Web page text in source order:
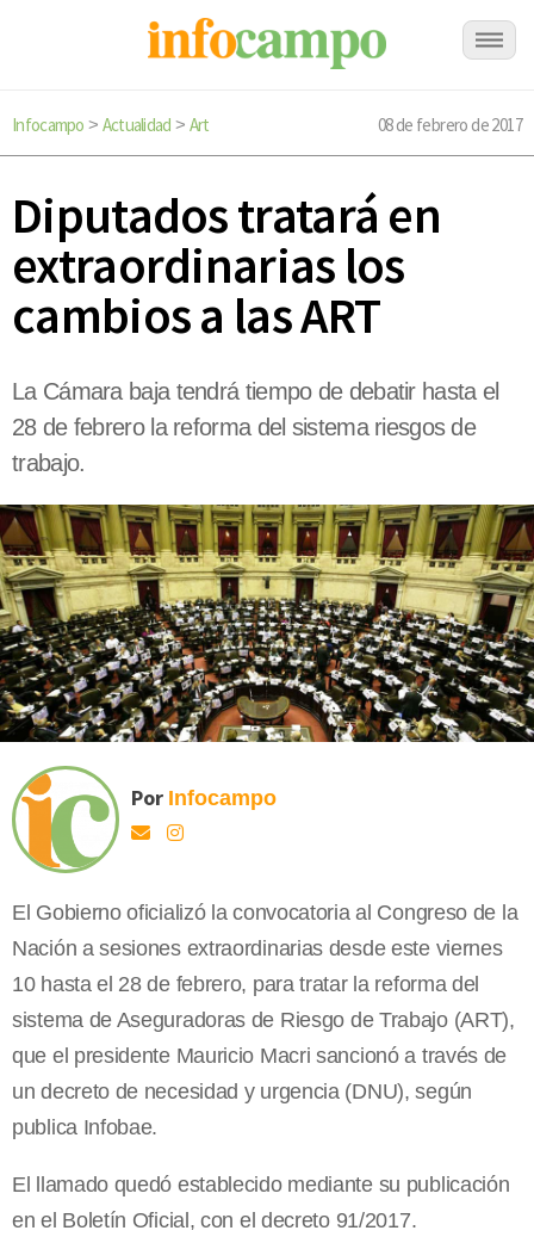
Infocampo > Actualidad > Art 08 de febrero de 2017
Diputados tratará en
extraordinarias los
cambios a las ART
La Cámara baja tendrá tiempo de debatir hasta el
28 de febrero la reforma del sistema riesgos de
trabajo.
Por Infocampo
El Gobierno oficializó la convocatoria al Congreso de la
Nación a sesiones extraordinarias desde este viernes
10 hasta el 28 de febrero, para tratar la reforma del
sistema de Aseguradoras de Riesgo de Trabajo (ART),
que el presidente Mauricio Macri sancionó a través de
un decreto de necesidad y urgencia (DNU), según
publica Infobae.
El llamado quedó establecido mediante su publicación
en el Boletín Oficial, con el decreto 91/2017.